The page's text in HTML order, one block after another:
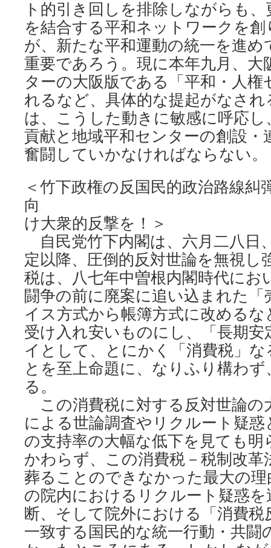
ト的引き回しを排除しながらも
を結合する平和ネットワークを
が、新たな平和運動の統一を進
重要であろう。現に本年九月、大
ターの大阪版である「平和・人権
れるなど、具体的な提起がなさ
は、こうした動きに敏感に呼応し
貢献と地域平和センターの創設・
奮闘していかなければならない。
＜竹下政権の反国民的政治路線糾
向
け大衆的反撃を！＞
自民党竹下内閣は、六月二八日
定以降、圧倒的反対世論を無視し
税は、八七年中曽根内閣時代にお
闘争の前に廃案に追い込まれた
イス方式から帳簿方式に改めるな
受け入れ安いものにし、「長期安
イとして、とにかく「消費税」
とを至上命題に、なりふり構わ
る。
この消費税に対する反対世論の
による世論調査やリクルート疑
の支持率の大幅な低下を見ても
かわらず、この消費税－税制改革
葬ることのできなかった最大の
の院内におけるリクルート疑惑
断、そして院外における「消費
一致する国民的な統一行動・共闘